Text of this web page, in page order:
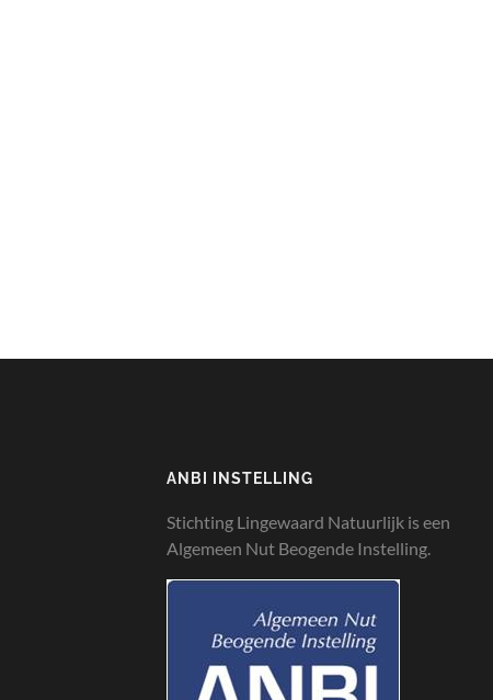
ANBI INSTELLING
Stichting Lingewaard Natuurlijk is een
Algemeen Nut Beogende Instelling.